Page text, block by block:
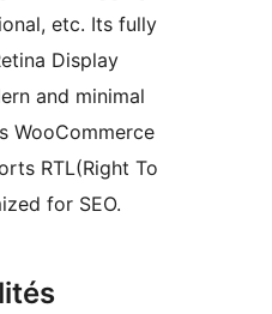
etc. Its fully
Display
and minimal
WooCommerce
RTL(Right To
for SEO.